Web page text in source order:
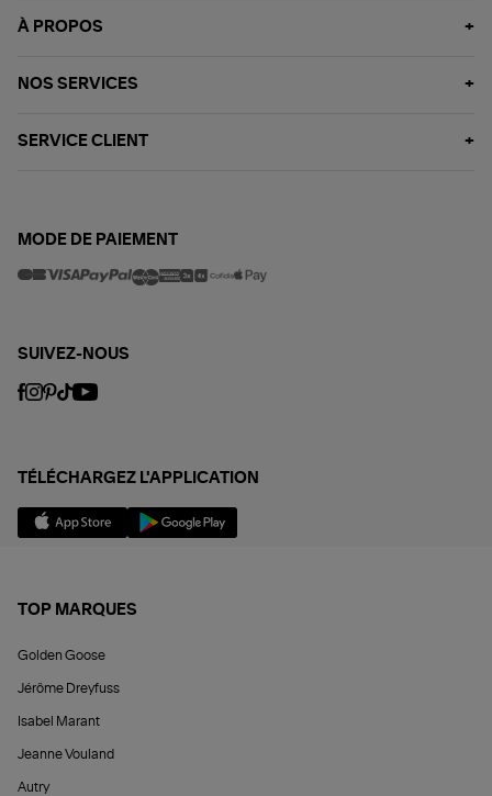
À PROPOS
NOS SERVICES
SERVICE CLIENT
MODE DE PAIEMENT
SUIVEZ-NOUS
TÉLÉCHARGEZ L'APPLICATION
TOP MARQUES
Golden Goose
Jérôme Dreyfuss
Isabel Marant
Jeanne Vouland
Autry